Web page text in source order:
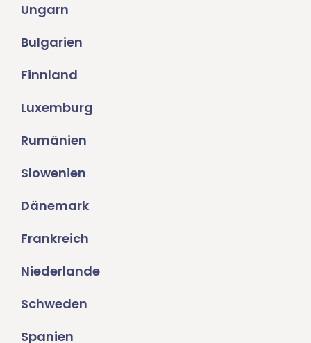
Ungarn
Bulgarien
Finnland
Luxemburg
Rumänien
Slowenien
Dänemark
Frankreich
Niederlande
Schweden
Spanien